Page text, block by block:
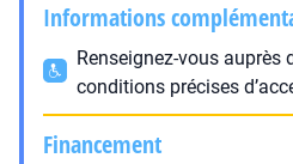
Informations
Renseignez-vous auprès
conditions précises
Financement